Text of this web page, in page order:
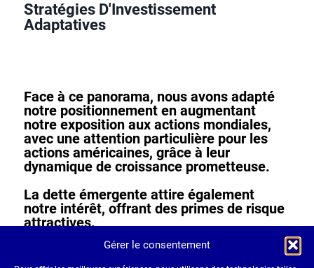
Gérer le consentement
Stratégies D'Investissement
Adaptatives
Face à ce panorama, nous avons adapté
notre positionnement en augmentant
notre exposition aux actions mondiales,
avec une attention particulière pour les
actions américaines, grâce à leur
dynamique de croissance prometteuse.
La dette émergente attire également
notre intérêt, offrant des primes de risque
attractives.
Du côté du crédit, nous maintenons nos
engagements envers les obligations